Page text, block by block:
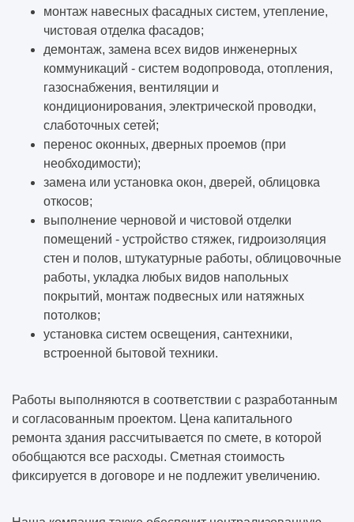
монтаж навесных фасадных систем, утепление,
чистовая отделка фасадов;
демонтаж, замена всех видов инженерных
коммуникаций - систем водопровода, отопления,
газоснабжения, вентиляции и
кондиционирования, электрической проводки,
слаботочных сетей;
перенос оконных, дверных проемов (при
необходимости);
замена или установка окон, дверей, облицовка
откосов;
выполнение черновой и чистовой отделки
помещений - устройство стяжек, гидроизоляция
стен и полов, штукатурные работы, облицовочные
работы, укладка любых видов напольных
покрытий, монтаж подвесных или натяжных
потолков;
установка систем освещения, сантехники,
встроенной бытовой техники.
Работы выполняются в соответствии с разработанным
и согласованным проектом. Цена капитального
ремонта здания рассчитывается по смете, в которой
обобщаются все расходы. Сметная стоимость
фиксируется в договоре и не подлежит увеличению.